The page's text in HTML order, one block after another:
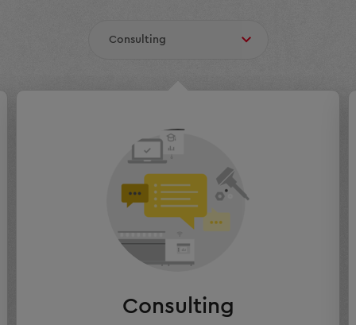
Consulting